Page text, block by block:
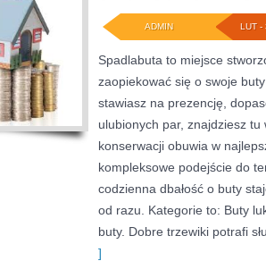
LUT -
ADMIN
Spadlabuta to miejsce
zaopiekować się o swoje
stawiasz na prezencję,
ulubionych par, znajdziesz
konserwacji obuwia w
kompleksowe podejście do
codzienna dbałość o buty
od razu. Kategorie to: Buty
buty. Dobre trzewiki potrafi
]